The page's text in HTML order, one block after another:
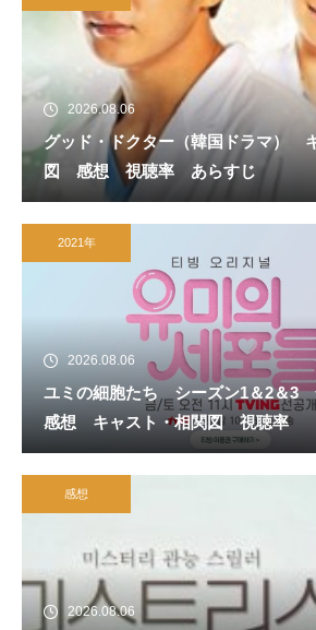
2026.08.06
グッド・ドクター（韓国ドラマ）
図 感想 視聴率 あらすじ
2021年
2026.08.06
ユミの細胞たち シーズン1＆2＆3
感想 キャスト・相関図 視聴率
感想
2026.08.06